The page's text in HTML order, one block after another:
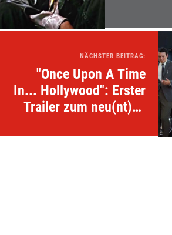
NÄCHSTER BEITRAG:
"Once Upon A Time
In... Hollywood": Erster
Trailer zum neu(nt)en